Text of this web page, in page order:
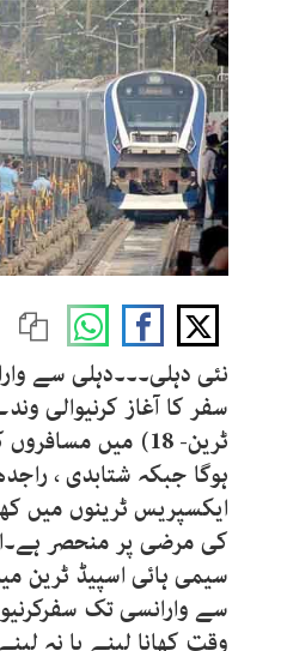
نئی دہلی۔۔۔دہلی سے
سفر کا آغاز کرنیوالی
ٹرین- 18) میں
ہوگا جبکہ شتابدی ،
ایکسپریس ٹرینوں میں
کی مرضی پر منحصر
سیمی ہائی اسپیڈ ٹرین
سے وارانسی تک